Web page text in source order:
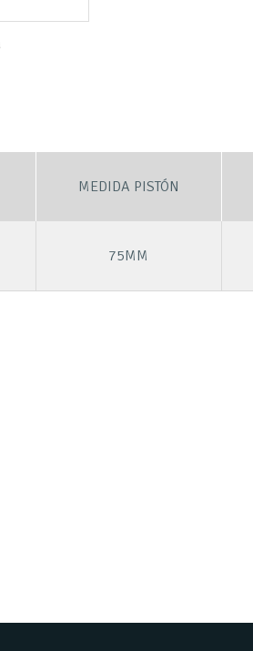
MEDIDA PISTÓN
75MM